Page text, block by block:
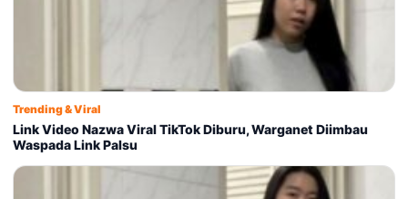
Trending & Viral
Link Video Nazwa Viral TikTok Diburu, Warganet Diimbau
Waspada Link Palsu